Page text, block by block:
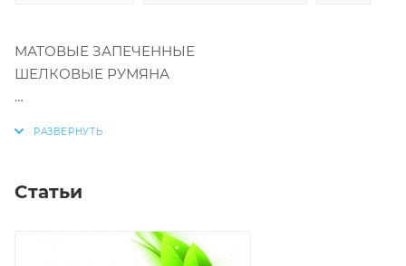
МАТОВЫЕ ЗАПЕЧЕННЫЕ
ШЕЛКОВЫЕ РУМЯНА
тон 01 светло-розовый
Статьи